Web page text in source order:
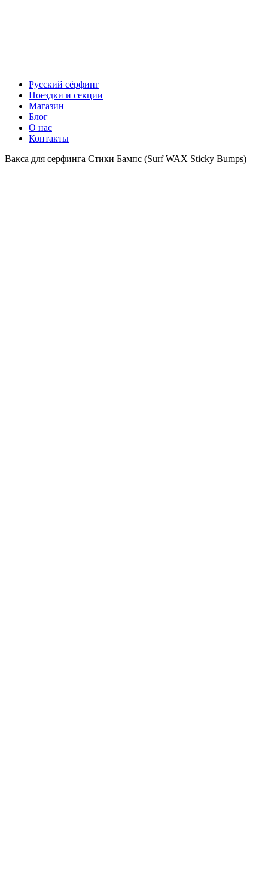
Русский сёрфинг
Поездки и секции
Магазин
Блог
О нас
Контакты
Вакса для серфинга Стики Бампс (Surf WAX Sticky Bumps)